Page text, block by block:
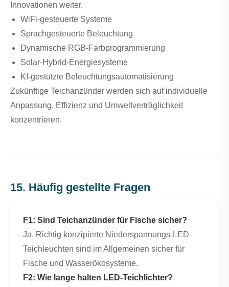
Innovationen weiter.
WiFi-gesteuerte Systeme
Sprachgesteuerte Beleuchtung
Dynamische RGB-Farbprogrammierung
Solar-Hybrid-Energiesysteme
KI-gestützte Beleuchtungsautomatisierung
Zukünftige Teichanzünder werden sich auf individuelle
Anpassung, Effizienz und Umweltverträglichkeit
konzentrieren.
15. Häufig gestellte Fragen
F1: Sind Teichanzünder für Fische sicher?
Ja. Richtig konzipierte Niederspannungs-LED-
Teichleuchten sind im Allgemeinen sicher für
Fische und Wasserökosysteme.
F2: Wie lange halten LED-Teichlichter?